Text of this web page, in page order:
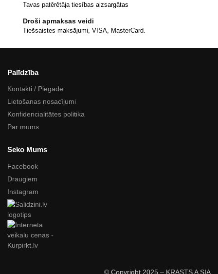
Tavas patērētāja tiesības aizsargātas
Droši apmaksas veidi
Tiešsaistes maksājumi, VISA, MasterCard.
Palīdzība
Kontakti / Piegāde
Lietošanas nosacījumi
Konfidencialitātes politika
Par mums
Seko Mums
Facebook
Draugiem
Instagram
© Copyright 2025 – KRASTS A SIA